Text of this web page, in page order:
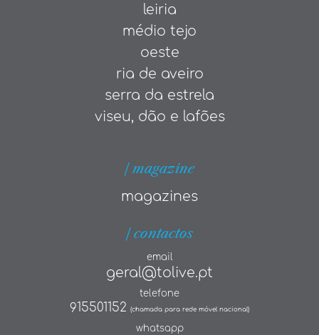
leiria
médio tejo
oeste
ria de aveiro
serra da estrela
viseu, dão e lafões
| magazine
magazines
| contactos
email
geral@tolive.pt
telefone
915501152 (chamada para rede móvel nacional)
whatsapp